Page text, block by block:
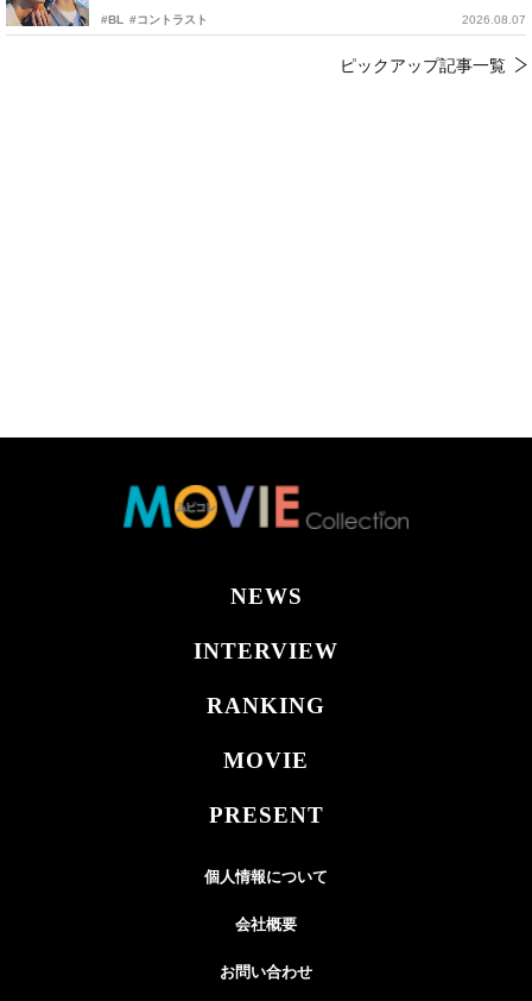
#BL #コントラスト 2026.08.07
ピックアップ記事一覧
NEWS
INTERVIEW
RANKING
MOVIE
PRESENT
個人情報について
会社概要
お問い合わせ